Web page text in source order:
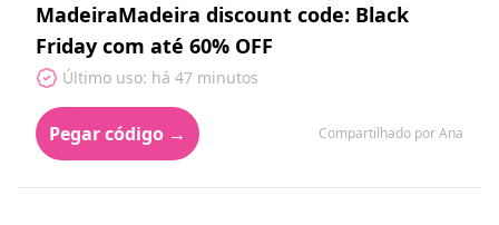
MadeiraMadeira discount code: Black
Friday com até 60% OFF
Último uso: há 47 minutos
Pegar código → Compartilhado por Ana